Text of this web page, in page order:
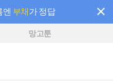
엔 부채가 정답
! 새로워진 AI 부스터 요금제
망고툰